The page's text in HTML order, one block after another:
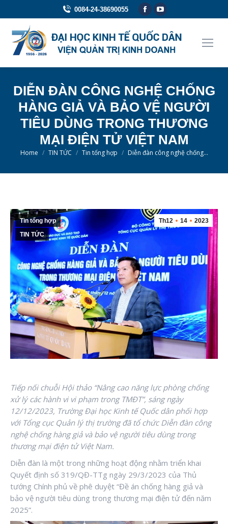
0084-24-38690055
Facebook
opens
in
YouTube
opens
in
DIỄN ĐÀN CÔNG NGHỆ CHỐNG
HÀNG GIẢ VÀ BẢO VỆ NGƯỜI
TIÊU DÙNG TRONG THƯƠNG
MẠI ĐIỆN TỬ VIỆT NAM
You are here:
Home TIN TỨC Tin tổng hợp Diễn đàn công nghệ chống…
Th12 14 2023
Tin tổng hợp
TIN TỨC
Tiếp nối chuỗi Hội thảo “Nâng cao năng lực phòng chống
xử lý các hành vi vi phạm trong TMĐT”, sáng ngày
12/12/2023, Trường Đại học Kinh tế Quốc dân phối hợp
với Tổng cục Quản lý thị trường đã tổ chức Diễn đàn công
nghệ chống hàng giả và bảo vệ người tiêu dùng trong
thương mại điện tử Việt Nam.
Diễn đàn là một trong những hoạt động nhằm triển khai
Quyết định số 319/QĐ-TTg ngày 29/3/2023 của Thủ
tướng Chính phủ về phê duyệt “Đề án chống hàng giả và
bảo vệ người tiêu dùng trong thương mại điện tử đến năm
2025”.